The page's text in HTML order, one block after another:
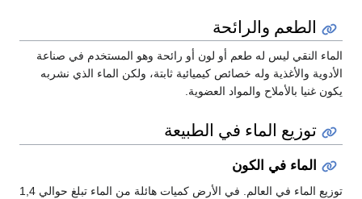
الطعم والرائحة
الماء النقي ليس له طعم أو لون أو رائحة وهو المستخدم في صناعة
الأدوية والأغذية وله خصائص كيميائية ثابتة، ولكن الماء الذي نشربه
يكون غنيا بالأملاح والمواد العضوية.
توزيع الماء في الطبيعة
الماء في الكون
توزيع الماء في العالم. في الأرض كميات هائلة من الماء تبلغ حوالي 1,4